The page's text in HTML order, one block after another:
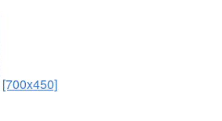
[700x450]